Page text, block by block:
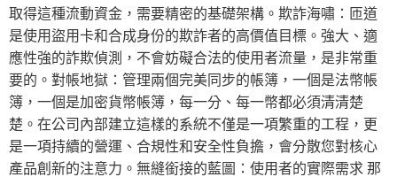
取得這種流動資金，需要精密的基礎架構。欺詐海嘯：匝道
是使用盜用卡和合成身份的欺詐者的高價值目標。強大、適
應性強的詐欺偵測，不會妨礙合法的使用者流量，是非常重
要的。對帳地獄：管理兩個完美同步的帳簿，一個是法幣帳
簿，一個是加密貨幣帳簿，每一分、每一幣都必須清清楚
楚。在公司內部建立這樣的系統不僅是一項繁重的工程，更
是一項持續的營運、合規性和安全性負擔，會分散您對核心
產品創新的注意力。無縫銜接的藍圖：使用者的實際需求 那